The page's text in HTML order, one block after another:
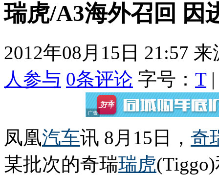
瑞虎/A3海外召回 因
2012年08月15日 21:57 来
人参与 0条评论 字号： T|
凤凰汽车讯 8月15日， 奇
某批次的奇瑞瑞虎